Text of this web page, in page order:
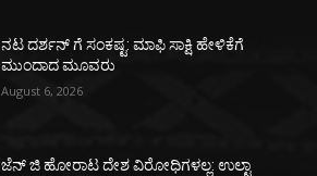
ನಟ ದರ್ಶನ್ ಗೆ ಸಂಕಷ್ಟ: ಮಾಫಿ ಸಾಕ್ಷಿ ಹೇಳಿಕೆಗೆ
ಮುಂದಾದ ಮೂವರು
August 6, 2026
ಜೆನ್ ಜಿ ಹೋರಾಟ ದೇಶ ವಿರೋಧಿಗಳಲ್ಲ: ಉಲ್ಟಾ